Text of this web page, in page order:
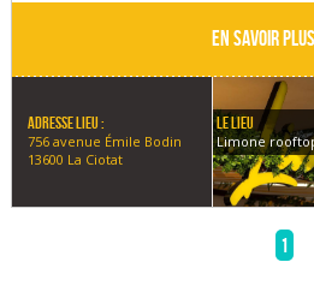
En savoir
Adresse lieu :
756 avenue Émile Bodin
13600 La Ciotat
Le lieu
Limone
1